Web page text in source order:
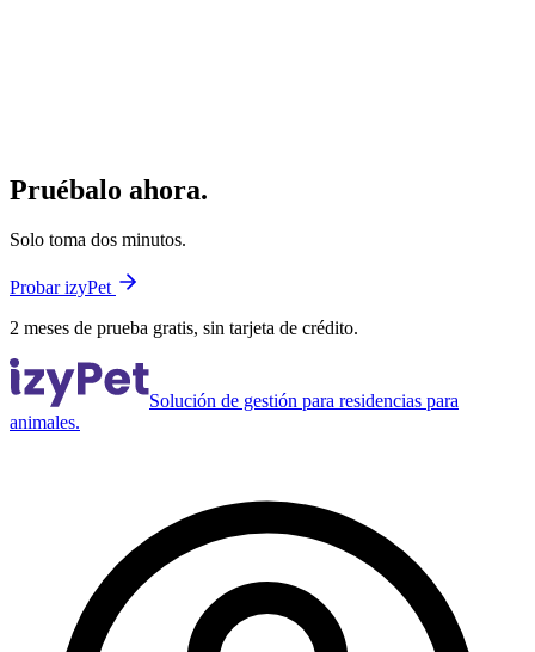
Pruébalo ahora.
Solo toma dos minutos.
Probar izyPet
2 meses de prueba gratis, sin tarjeta de crédito.
Solución de gestión para residencias para
animales.